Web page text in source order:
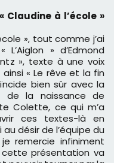
à l’école »
», tout comme j’ai
» d’Edmond
», texte à une voix
« Le rêve et la fin
bien sûr avec la
de la naissance de
Colette, ce qui m’a
ces textes-là en
désir de l’équipe du
remercie infiniment
cette présentation va